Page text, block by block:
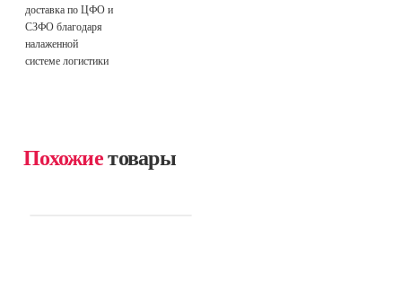
доставка по ЦФО и
СЗФО благодаря
налаженной
системе логистики
Похожиетовары